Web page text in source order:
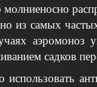
из самых
аэромоноз
садков